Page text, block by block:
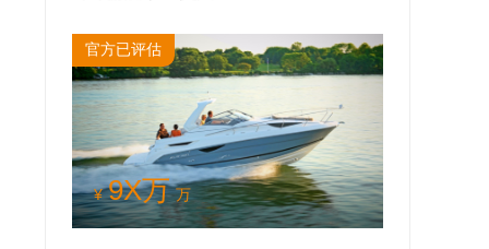
官方已评估
¥ 9X万 万